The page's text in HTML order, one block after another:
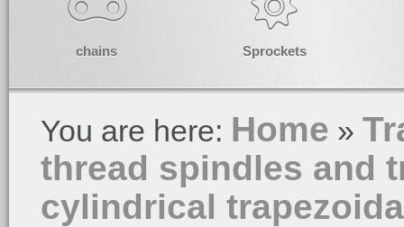
chains Sprockets
You are here: Home »
thread spindles and
cylindrical